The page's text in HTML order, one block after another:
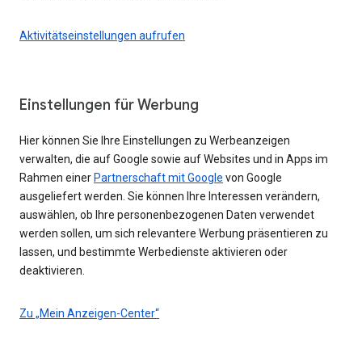
Aktivitätseinstellungen aufrufen
Einstellungen für Werbung
Hier können Sie Ihre Einstellungen zu Werbeanzeigen
verwalten, die auf Google sowie auf Websites und in Apps im
Rahmen einer Partnerschaft mit Google von Google
ausgeliefert werden. Sie können Ihre Interessen verändern,
auswählen, ob Ihre personenbezogenen Daten verwendet
werden sollen, um sich relevantere Werbung präsentieren zu
lassen, und bestimmte Werbedienste aktivieren oder
deaktivieren.
Zu „Mein Anzeigen-Center“